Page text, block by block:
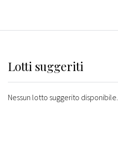
Lotti suggeriti
Nessun lotto suggerito disponibile.